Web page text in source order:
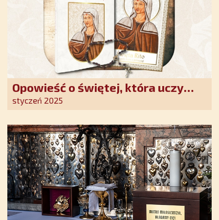
Opowieść o świętej, która uczy
szczerego oddania się Bogu.
nadziei w XXI wieku
styczeń 2025